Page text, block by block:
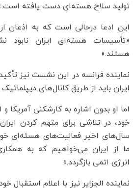
تولید سلاح هسته‌ای دست یافته
این ادعا درحالی است که به اذعان
«تأسیسات هسته‌ای ایران نابود
هستند.»
نماینده فرانسه در این نشست نیز
ایران باید از طریق کانال‌های
اما او بدون اشاره به کارشکنی آمریکا
خود، در تلاشی برای متهم کردن
سال‌های اخیر فعالیت‌های هسته‌ای
ما از ایران می‌خواهیم که به
انرژی اتمی بازگردد.»
نماینده الجزایر نیز با اعلام